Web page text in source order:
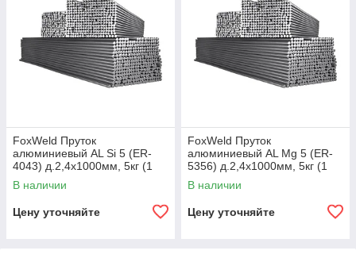
FoxWeld Пруток
алюминиевый АL Si 5 (ER-
4043) д.2,4х1000мм, 5кг (1
пачка, пр-во FoxWeld/КНР)
В наличии
Цену уточняйте
FoxWeld Пруток
алюминиевый АL Мg 5 (ER-
5356) д.2,4х1000мм, 5кг (1
пачка, пр-во FoxWeld/КНР)
В наличии
Цену уточняйте